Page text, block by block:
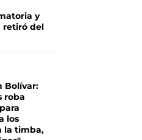
y
retiró del
Bolívar:
roba
los
la timba,